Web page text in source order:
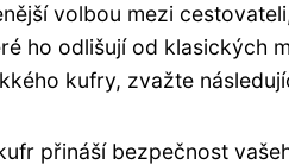
volbou mezi
ho odlišují od klasických
kufry, zvažte
přináší bezpečnost